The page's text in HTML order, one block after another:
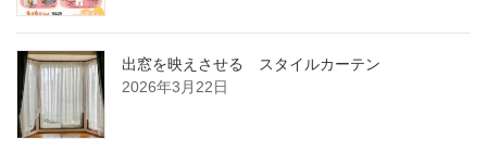
出窓を映えさせる スタイルカーテン
2026年3月22日